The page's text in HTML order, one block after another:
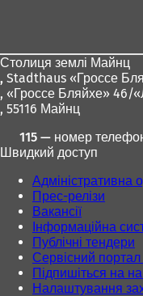
Столиця землі Майнц
, Stadthaus «Гроссе
, «Гроссе Бляйхе» 46/
, 55116 Майнц
115 — номер
Швидкий доступ
Адміністративна
Прес-релізи
Вакансії
Інформаційна
Публічні тендери
Сервісний
Підпишіться на
Налаштування